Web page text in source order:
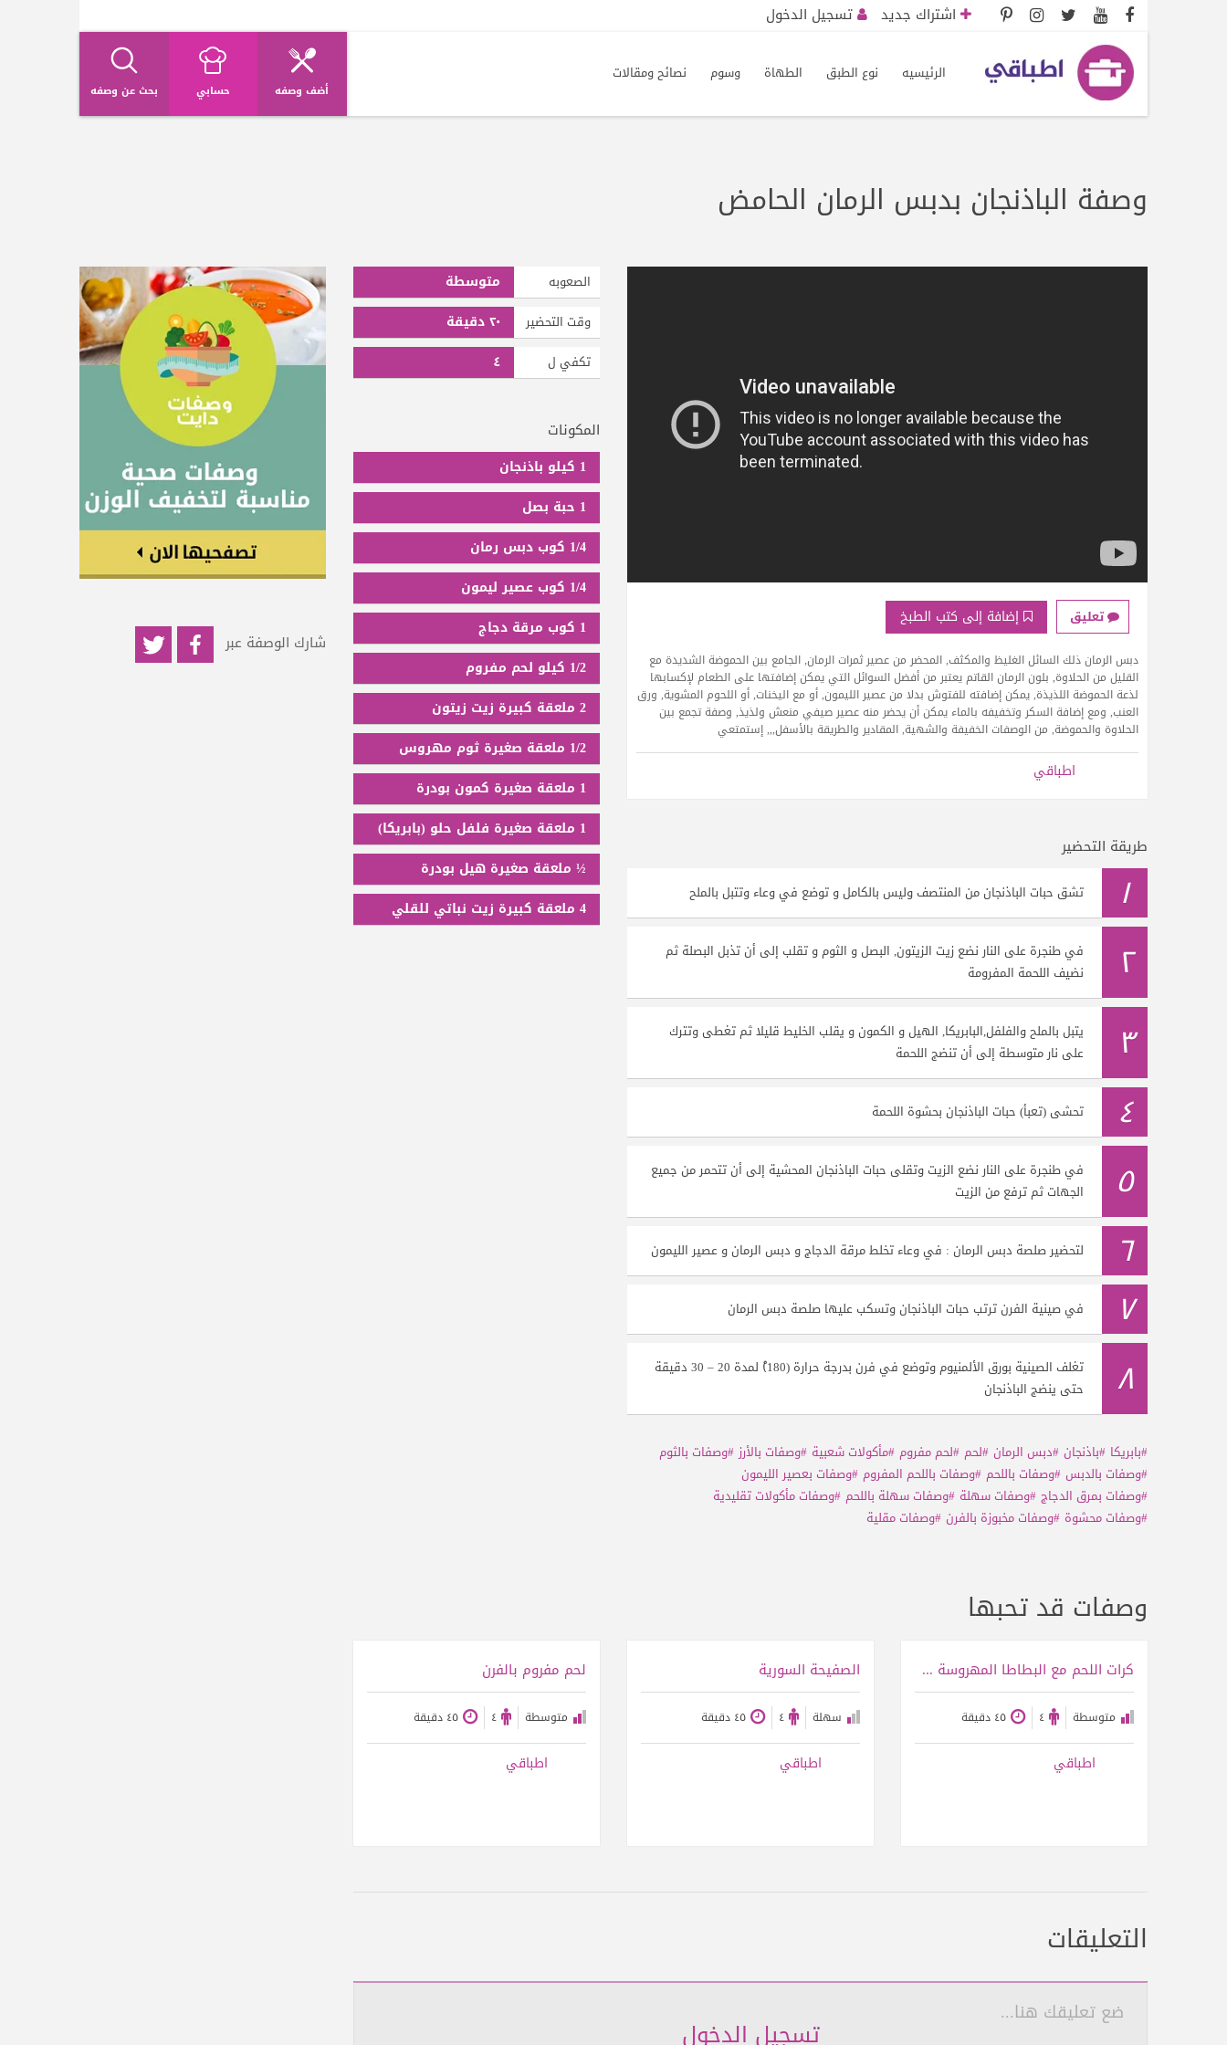
اشتراك جديد تسجيل الدخول
الرئيسيه نوع الطبق الطهاة وسوم نصائح ومقالات
أضف وصفه حسابي بحث عن وصفه
وصفة الباذنجان بدبس الرمان الحامض
تعليق إضافة إلى كتب الطبخ
دبس الرمان ذلك السائل الغليظ والمكثف, المحضر من عصير ثمرات الرمان, الجامع بين الحموضة الشديدة مع
القليل من الحلاوة, بلون الرمان القاتم يعتبر من أفضل السوائل التي يمكن إضافتها على الطعام لإكسابها
لذعة الحموضة اللذيذة, يمكن إضافته للفتوش بدلا من عصير الليمون, أو مع اليخنات, أو اللحوم المشوية, ورق
العنب, ومع إضافة السكر وتخفيفه بالماء يمكن أن يحضر منه عصير صيفي منعش ولذيذ, وصفة تجمع بين
الحلاوة والحموضة, من الوصفات الخفيفة والشهية, المقادير والطريقة بالأسفل,,, إستمتعي
اطباقي
طريقة التحضير
١ تشق حبات الباذنجان من المنتصف وليس بالكامل و توضع في وعاء وتتبل بالملح
٢
في طنجرة على النار نضع زيت الزيتون, البصل و الثوم و تقلب إلى أن تذبل البصلة ثم
نضيف اللحمة المفرومة
٣
يتبل بالملح والفلفل,البابريكا, الهيل و الكمون و يقلب الخليط قليلا ثم تغطى وتترك
على نار متوسطة إلى أن تنضج اللحمة
٤ تحشى (تعبأ) حبات الباذنجان بحشوة اللحمة
٥
في طنجرة على النار نضع الزيت وتقلى حبات الباذنجان المحشية إلى أن تتحمر من جميع
الجهات ثم ترفع من الزيت
٦ لتحضير صلصة دبس الرمان : في وعاء تخلط مرقة الدجاج و دبس الرمان و عصير الليمون
٧ في صينية الفرن ترتب حبات الباذنجان وتسكب عليها صلصة دبس الرمان
٨
تغلف الصينية بورق الألمنيوم وتوضع في فرن بدرجة حرارة (180)ْ لمدة 20 – 30 دقيقة
حتى ينضج الباذنجان
#بابريكا #باذنجان #دبس الرمان #لحم #لحم مفروم #مأكولات شعبية #وصفات بالأرز #وصفات بالثوم
#وصفات بالدبس #وصفات باللحم #وصفات باللحم المفروم #وصفات بعصير الليمون
#وصفات بمرق الدجاج #وصفات سهلة #وصفات سهلة باللحم #وصفات مأكولات تقليدية
#وصفات محشوة #وصفات مخبوزة بالفرن #وصفات مقلية
الصعوبه متوسطة
وقت التحضير ٢٠ دقيقة
تكفي ل ٤
المكونات
1 كيلو باذنجان
1 حبة بصل
1/4 كوب دبس رمان
1/4 كوب عصير ليمون
1 كوب مرقة دجاج
1/2 كيلو لحم مفروم
2 ملعقة كبيرة زيت زيتون
1/2 ملعقة صغيرة ثوم مهروس
1 ملعقة صغيرة كمون بودرة
1 ملعقة صغيرة فلفل حلو (بابريكا)
½ ملعقة صغيرة هيل بودرة
4 ملعقة كبيرة زيت نباتي للقلي
وصفات قد تحبها
كرات اللحم مع البطاطا المهروسة والصلصة البنية
متوسطة
اطباقي
الصفيحة السورية
سهلة
اطباقي
لحم مفروم بالفرن
متوسطة
اطباقي
التعليقات
تسجيل الدخول
ضع تعليقك هنا...
شارك الوصفة عبر